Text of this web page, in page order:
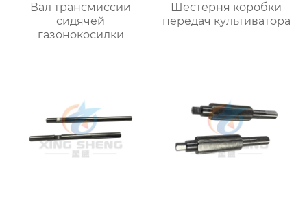
Вал трансмиссии
сидячей
газонокосилки
Шестерня коробки
передач культиватора